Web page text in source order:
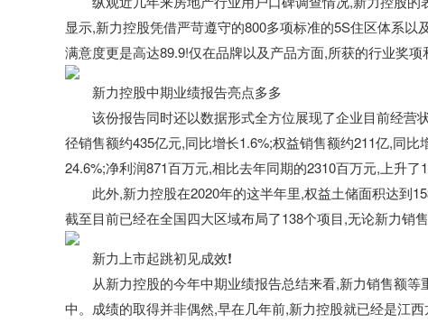
显示,新力控股凭借严苛遵守的800多项标准的5S住区体系以
满意度更是高达89.9!仅在品牌以及产品方面,所获的行业奖
新力控股中期业绩报告亮点多多
该份报告同时还以数据形式全方位展现了企业目前经营
径销售额约435亿元,同比增长1.6%;权益销售额约211亿,同比
24.6%;净利润871百万元,相比去年同期的2310百万元,上升了
此外,新力控股在2020年的这半年里,权益土储面积达到1
截至目前已经在全国四大区域布局了138个项目,无论新力销
新力上市起跳初见成效!
从新力控股的今年中期业绩报告总结来看,新力销售额
中。成绩的取得并非偶然,早在几年前,新力控股就已经是江